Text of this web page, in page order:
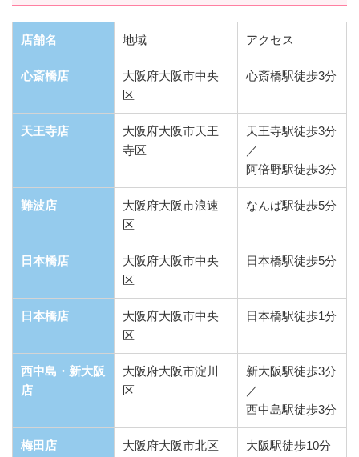
店舗名 地域 アクセス
心斎橋店
大阪府大阪市中央
区
心斎橋駅徒歩3分
天王寺店
大阪府大阪市天王
寺区
天王寺駅徒歩3分
／
阿倍野駅徒歩3分
難波店
大阪府大阪市浪速
区
なんば駅徒歩5分
日本橋店
大阪府大阪市中央
区
日本橋駅徒歩5分
日本橋店
大阪府大阪市中央
区
日本橋駅徒歩1分
西中島・新大阪
店
大阪府大阪市淀川
区
新大阪駅徒歩3分
／
西中島駅徒歩3分
梅田店 大阪府大阪市北区
大阪駅徒歩10分